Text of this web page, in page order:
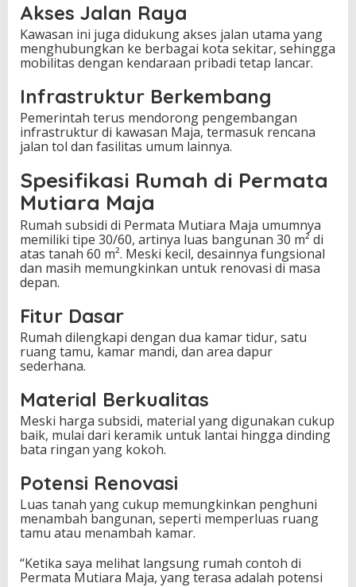
Akses Jalan Raya
Kawasan ini juga didukung akses jalan utama yang
menghubungkan ke berbagai kota sekitar, sehingga
mobilitas dengan kendaraan pribadi tetap lancar.
Infrastruktur Berkembang
Pemerintah terus mendorong pengembangan
infrastruktur di kawasan Maja, termasuk rencana
jalan tol dan fasilitas umum lainnya.
Spesifikasi Rumah di Permata
Mutiara Maja
Rumah subsidi di Permata Mutiara Maja umumnya
memiliki tipe 30/60, artinya luas bangunan 30 m² di
atas tanah 60 m². Meski kecil, desainnya fungsional
dan masih memungkinkan untuk renovasi di masa
depan.
Fitur Dasar
Rumah dilengkapi dengan dua kamar tidur, satu
ruang tamu, kamar mandi, dan area dapur
sederhana.
Material Berkualitas
Meski harga subsidi, material yang digunakan cukup
baik, mulai dari keramik untuk lantai hingga dinding
bata ringan yang kokoh.
Potensi Renovasi
Luas tanah yang cukup memungkinkan penghuni
menambah bangunan, seperti memperluas ruang
tamu atau menambah kamar.
“Ketika saya melihat langsung rumah contoh di
Permata Mutiara Maja, yang terasa adalah potensi